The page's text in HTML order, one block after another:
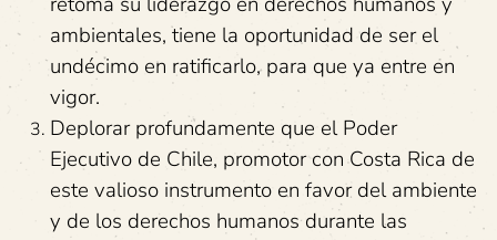
ambientales, tiene la oportunidad de ser el
undécimo en ratificarlo, para que ya entre en
vigor.
Deplorar profundamente que el Poder
Ejecutivo de Chile, promotor con Costa Rica de
este valioso instrumento en favor del ambiente
y de los derechos humanos durante las